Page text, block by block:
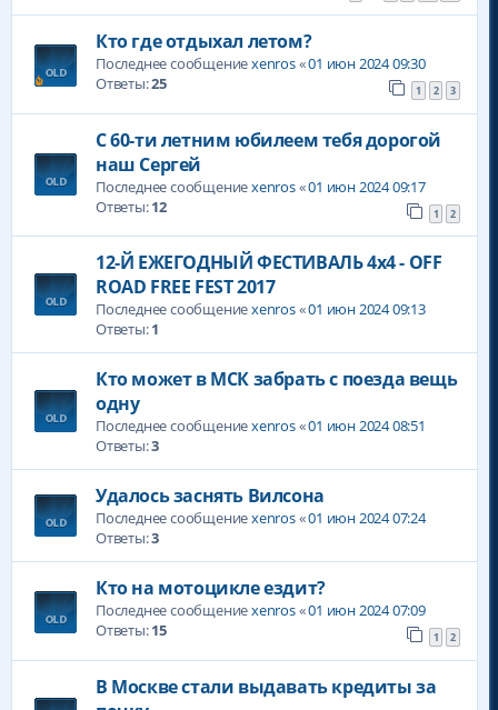
Кто где отдыхал летом?
Последнее сообщениеxenros«01 июн 2024 09:30
Ответы:25 1 2 3
С 60-ти летним юбилеем тебя дорогой
наш Сергей
Последнее сообщениеxenros«01 июн 2024 09:17
Ответы:12 1 2
12-Й ЕЖЕГОДНЫЙ ФЕСТИВАЛЬ 4х4 - OFF
ROAD FREE FEST 2017
Последнее сообщениеxenros«01 июн 2024 09:13
Ответы:1
Кто может в МСК забрать с поезда вещь
одну
Последнее сообщениеxenros«01 июн 2024 08:51
Ответы:3
Удалось заснять Вилсона
Последнее сообщениеxenros«01 июн 2024 07:24
Ответы:3
Кто на мотоцикле ездит?
Последнее сообщениеxenros«01 июн 2024 07:09
Ответы:15 1 2
В Москве стали выдавать кредиты за